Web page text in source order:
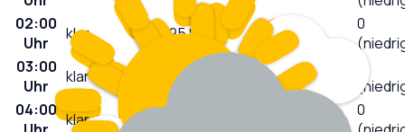
02:00
Uhr
klar 25°C 0,0L/m²
0
03:00
Uhr
klar 24 0,0L/m²
04:00 klar
0